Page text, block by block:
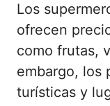
Los
ofrecen
como frutas,
embargo, los
turísticas y